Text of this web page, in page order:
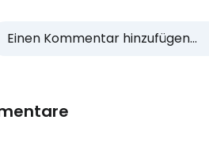
Einen Kommentar hinzufügen...